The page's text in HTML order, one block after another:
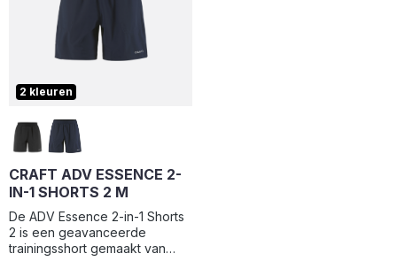
2 kleuren
CRAFT ADV ESSENCE 2-
IN-1 SHORTS 2 M
De ADV Essence 2-in-1 Shorts
2 is een geavanceerde
trainingsshort gemaakt van